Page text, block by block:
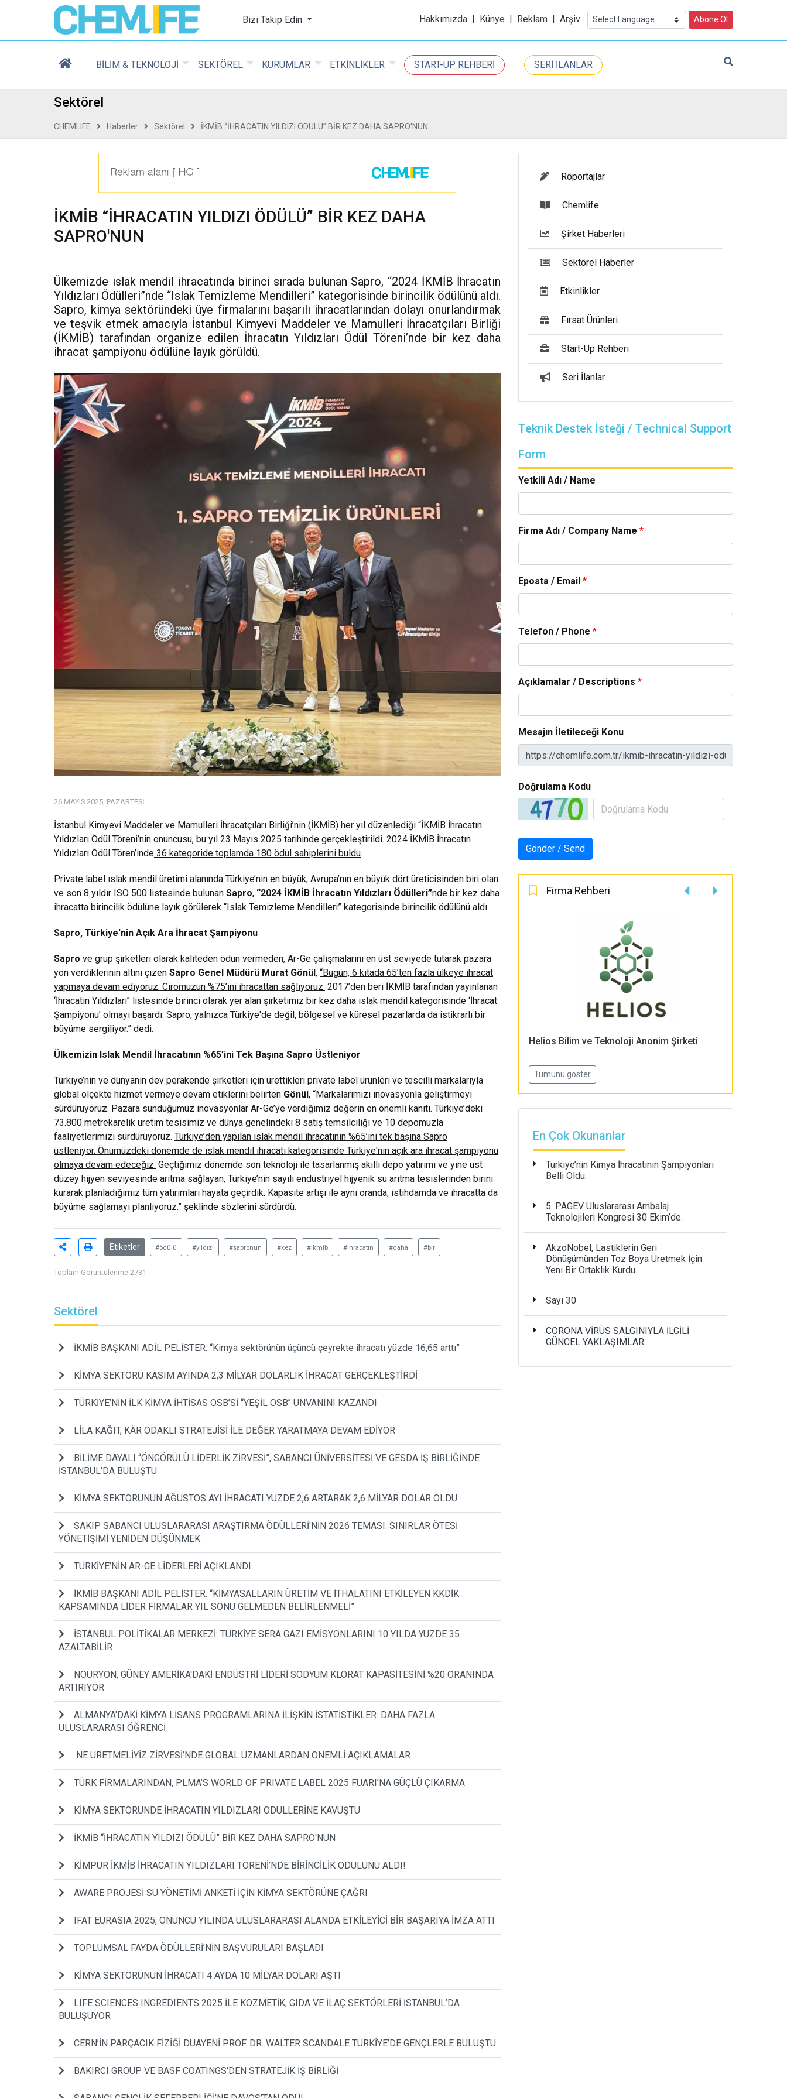
Chemlife - Basılı ve Dijital Kimya Dergisi
Bizi Takip Edin Hakkımızda | Künye | Reklam | Arşiv Abone Ol
BİLİM & TEKNOLOJİ SEKTÖREL KURUMLAR ETKİNLİKLER START-UP REHBERİ SERİ İLANLAR
Sektörel
CHEMLIFE Haberler Sektörel İKMİB “İHRACATIN YILDIZI ÖDÜLÜ” BİR KEZ DAHA SAPRO'NUN
İKMİB “İHRACATIN YILDIZI ÖDÜLÜ” BİR KEZ DAHA
SAPRO'NUN
Ülkemizde ıslak mendil ihracatında birinci sırada bulunan Sapro, “2024 İKMİB İhracatın
Yıldızları Ödülleri”nde “Islak Temizleme Mendilleri” kategorisinde birincilik ödülünü aldı.
Sapro, kimya sektöründeki üye firmalarını başarılı ihracatlarından dolayı onurlandırmak
ve teşvik etmek amacıyla İstanbul Kimyevi Maddeler ve Mamulleri İhracatçıları Birliği
(İKMİB) tarafından organize edilen İhracatın Yıldızları Ödül Töreni’nde bir kez daha
ihracat şampiyonu ödülüne layık görüldü.
26 MAYIS 2025, PAZARTESI
İstanbul Kimyevi Maddeler ve Mamulleri İhracatçıları Birliği’nin (İKMİB) her yıl düzenlediği “İKMİB İhracatın
Yıldızları Ödül Töreni’nin onuncusu, bu yıl 23 Mayıs 2025 tarihinde gerçekleştirildi. 2024 İKMİB İhracatın
Yıldızları Ödül Tören’inde 36 kategoride toplamda 180 ödül sahiplerini buldu.
Private label ıslak mendil üretimi alanında Türkiye’nin en büyük, Avrupa’nın en büyük dört üreticisinden biri olan
ve son 8 yıldır ISO 500 listesinde bulunan Sapro, “2024 İKMİB İhracatın Yıldızları Ödülleri”nde bir kez daha
ihracatta birincilik ödülüne layık görülerek “Islak Temizleme Mendilleri” kategorisinde birincilik ödülünü aldı.
Sapro, Türkiye'nin Açık Ara İhracat Şampiyonu
Sapro ve grup şirketleri olarak kaliteden ödün vermeden, Ar-Ge çalışmalarını en üst seviyede tutarak pazara
yön verdiklerinin altını çizen Sapro Genel Müdürü Murat Gönül, “Bugün, 6 kıtada 65’ten fazla ülkeye ihracat
yapmaya devam ediyoruz. Ciromuzun %75’ini ihracattan sağlıyoruz. 2017’den beri İKMİB tarafından yayınlanan
‘İhracatın Yıldızları’’ listesinde birinci olarak yer alan şirketimiz bir kez daha ıslak mendil kategorisinde ‘İhracat
Şampiyonu’ olmayı başardı. Sapro, yalnızca Türkiye'de değil, bölgesel ve küresel pazarlarda da istikrarlı bir
büyüme sergiliyor.” dedi.
Ülkemizin Islak Mendil İhracatının %65’ini Tek Başına Sapro Üstleniyor
Türkiye’nin ve dünyanın dev perakende şirketleri için ürettikleri private label ürünleri ve tescilli markalarıyla
global ölçekte hizmet vermeye devam etiklerini belirten Gönül, “Markalarımızı inovasyonla geliştirmeyi
sürdürüyoruz. Pazara sunduğumuz inovasyonlar Ar-Ge’ye verdiğimiz değerin en önemli kanıtı. Türkiye’deki
73.800 metrekarelik üretim tesisimiz ve dünya genelindeki 8 satış temsilciliği ve 10 depomuzla
faaliyetlerimizi sürdürüyoruz. Türkiye’den yapılan ıslak mendil ihracatının %65’ini tek başına Sapro
üstleniyor. Önümüzdeki dönemde de ıslak mendil ihracatı kategorisinde Türkiye'nin açık ara ihracat şampiyonu
olmaya devam edeceğiz. Geçtiğimiz dönemde son teknoloji ile tasarlanmış akıllı depo yatırımı ve yine üst
düzey hijyen seviyesinde arıtma sağlayan, Türkiye’nin sayılı endüstriyel hijyenik su arıtma tesislerinden birini
kurarak planladığımız tüm yatırımları hayata geçirdik. Kapasite artışı ile aynı oranda, istihdamda ve ihracatta da
büyüme sağlamayı planlıyoruz.” şeklinde sözlerini sürdürdü.
Etiketler #ödülü #yıldızı #sapronun #kez #ikmib #ihracatın #daha #bir
Toplam Görüntülenme 2731
Sektörel
İKMİB BAŞKANI ADİL PELİSTER: “Kimya sektörünün üçüncü çeyrekte ihracatı yüzde 16,65 arttı”
KİMYA SEKTÖRÜ KASIM AYINDA 2,3 MİLYAR DOLARLIK İHRACAT GERÇEKLEŞTİRDİ
TÜRKİYE’NİN İLK KİMYA İHTİSAS OSB’Sİ ‘‘YEŞİL OSB’’ UNVANINI KAZANDI
LİLA KAĞIT, KÂR ODAKLI STRATEJİSİ İLE DEĞER YARATMAYA DEVAM EDİYOR
BİLİME DAYALI “ÖNGÖRÜLÜ LİDERLİK ZİRVESİ”, SABANCI ÜNİVERSİTESİ VE GESDA İŞ BİRLİĞİNDE
İSTANBUL'DA BULUŞTU
KİMYA SEKTÖRÜNÜN AĞUSTOS AYI İHRACATI YÜZDE 2,6 ARTARAK 2,6 MİLYAR DOLAR OLDU
SAKIP SABANCI ULUSLARARASI ARAŞTIRMA ÖDÜLLERİ'NİN 2026 TEMASI: SINIRLAR ÖTESİ
YÖNETİŞİMİ YENİDEN DÜŞÜNMEK
TÜRKİYE’NİN AR-GE LİDERLERİ AÇIKLANDI
İKMİB BAŞKANI ADİL PELİSTER: “KİMYASALLARIN ÜRETİM VE İTHALATINI ETKİLEYEN KKDİK
KAPSAMINDA LİDER FİRMALAR YIL SONU GELMEDEN BELİRLENMELİ”
İSTANBUL POLİTİKALAR MERKEZİ: TÜRKİYE SERA GAZI EMİSYONLARINI 10 YILDA YÜZDE 35
AZALTABİLİR
NOURYON, GÜNEY AMERİKA'DAKİ ENDÜSTRİ LİDERİ SODYUM KLORAT KAPASİTESİNİ %20 ORANINDA
ARTIRIYOR
ALMANYA'DAKİ KİMYA LİSANS PROGRAMLARINA İLİŞKİN İSTATİSTİKLER: DAHA FAZLA
ULUSLARARASI ÖĞRENCİ
NE ÜRETMELİYİZ ZİRVESİ’NDE GLOBAL UZMANLARDAN ÖNEMLİ AÇIKLAMALAR
TÜRK FİRMALARINDAN, PLMA’S WORLD OF PRIVATE LABEL 2025 FUARI’NA GÜÇLÜ ÇIKARMA
KİMYA SEKTÖRÜNDE İHRACATIN YILDIZLARI ÖDÜLLERİNE KAVUŞTU
İKMİB “İHRACATIN YILDIZI ÖDÜLÜ” BİR KEZ DAHA SAPRO'NUN
KİMPUR İKMİB İHRACATIN YILDIZLARI TÖRENİ’NDE BİRİNCİLİK ÖDÜLÜNÜ ALDI!
AWARE PROJESİ SU YÖNETİMİ ANKETİ İÇİN KİMYA SEKTÖRÜNE ÇAĞRI
IFAT EURASIA 2025, ONUNCU YILINDA ULUSLARARASI ALANDA ETKİLEYİCİ BİR BAŞARIYA İMZA ATTI
TOPLUMSAL FAYDA ÖDÜLLERİ’NİN BAŞVURULARI BAŞLADI
KİMYA SEKTÖRÜNÜN İHRACATI 4 AYDA 10 MİLYAR DOLARI AŞTI
LIFE SCIENCES INGREDIENTS 2025 İLE KOZMETİK, GIDA VE İLAÇ SEKTÖRLERİ İSTANBUL’DA
BULUŞUYOR
CERN’İN PARÇACIK FİZİĞİ DUAYENİ PROF. DR. WALTER SCANDALE TÜRKİYE’DE GENÇLERLE BULUŞTU
BAKIRCI GROUP VE BASF COATINGS'DEN STRATEJİK İŞ BİRLİĞİ
Röportajlar
Chemlife
Şirket Haberleri
Sektörel Haberler
Etkinlikler
Fırsat Ürünleri
Start-Up Rehberi
Seri İlanlar
Teknik Destek İsteği / Technical Support
Form
Yetkili Adı / Name
Firma Adı / Company Name *
Eposta / Email *
Telefon / Phone *
Açıklamalar / Descriptions *
Mesajın İletileceği Konu
Doğrulama Kodu
Firma Rehberi
Helios Bilim ve Teknoloji Anonim Şirketi
Tumunu goster
En Çok Okunanlar
Türkiye’nin Kimya İhracatının Şampiyonları
Belli Oldu.
5. PAGEV Uluslararası Ambalaj
Teknolojileri Kongresi 30 Ekim’de.
AkzoNobel, Lastiklerin Geri
Dönüşümünden Toz Boya Üretmek İçin
Yeni Bir Ortaklık Kurdu.
Sayı 30
CORONA VİRÜS SALGINIYLA İLGİLİ
GÜNCEL YAKLAŞIMLAR